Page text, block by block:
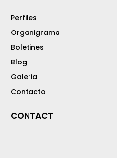
Perfiles
Organigrama
Boletines
Blog
Galeria
Contacto
CONTACT